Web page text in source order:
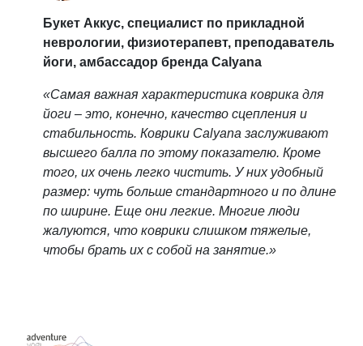
Букет Аккус, специалист по прикладной
неврологии, физиотерапевт, преподаватель
йоги, амбассадор бренда Calyana
«Самая важная характеристика коврика для
йоги – это, конечно, качество сцепления и
стабильность. Коврики Calyana заслуживают
высшего балла по этому показателю. Кроме
того, их очень легко чистить. У них удобный
размер: чуть больше стандартного и по длине, и
по ширине. Еще они легкие. Многие люди
жалуются, что коврики слишком тяжелые,
чтобы брать их с собой на занятие.»